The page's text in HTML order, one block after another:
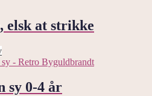
at strikke
sy 0-4 år